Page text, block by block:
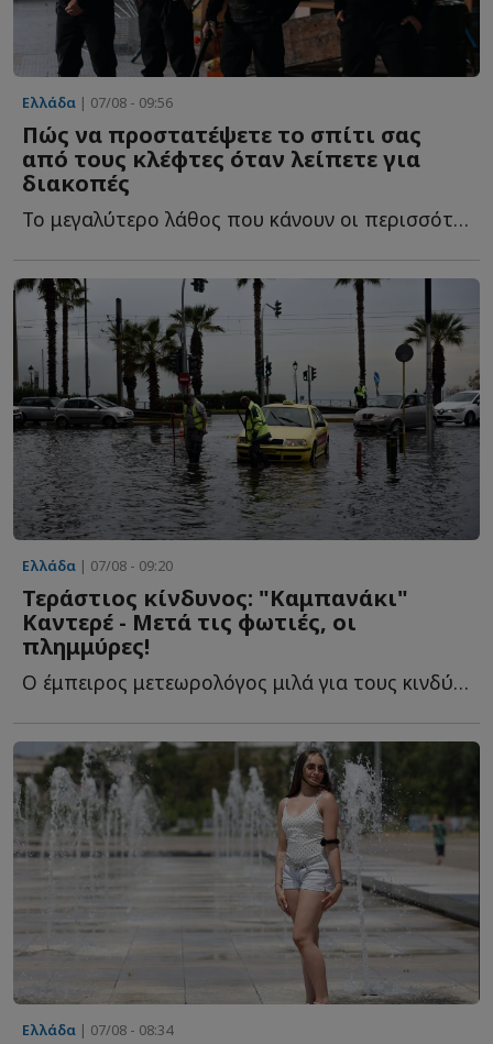
Ελλάδα | 07/08 - 09:56
Πώς να προστατέψετε το σπίτι σας
από τους κλέφτες όταν λείπετε για
διακοπές
Το μεγαλύτερο λάθος που κάνουν οι περισσότεροι και τ...
Ελλάδα | 07/08 - 09:20
Τεράστιος κίνδυνος: "Καμπανάκι"
Καντερέ - Μετά τις φωτιές, οι
πλημμύρες!
Ο έμπειρος μετεωρολόγος μιλά για τους κινδύνους που α...
Ελλάδα | 07/08 - 08:34